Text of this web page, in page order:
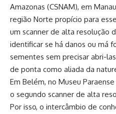
Amazonas (CSNAM), em
região Norte propício para
um scanner de alta resolução
identificar se há danos ou má
sementes sem precisar abri-
de ponta como aliada da
Em Belém, no Museu
o segundo scanner de alta
Por isso, o intercâmbio de